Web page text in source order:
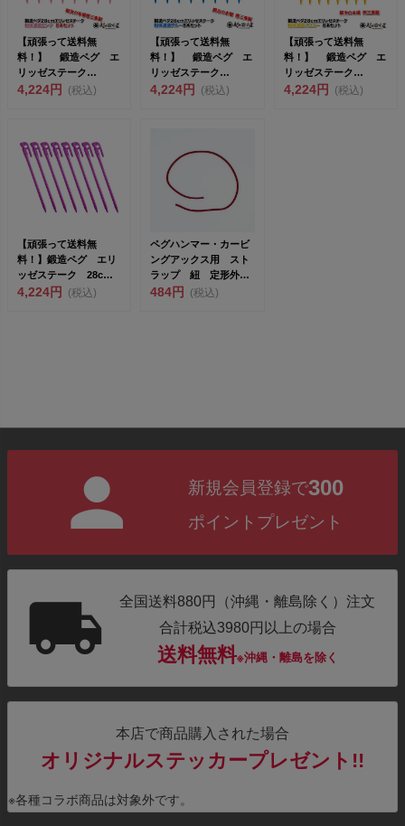
【頑張って送料無
料！】 鍛造ペグ エ
リッゼステーク
28cm 8本セット
4,224円 (税込)
【頑張って送料無
料！】 鍛造ペグ エ
リッゼステーク
28cm 8本セット
4,224円 (税込)
【頑張って送料無
料！】 鍛造ペグ エ
リッゼステーク
28cm 8本セット
4,224円 (税込)
【頑張って送料無
料！】鍛造ペグ エリ
ッゼステーク 28cm
2017年新色パープ
4,224円 (税込)
ペグハンマー・カービ
ングアックス用 スト
ラップ 紐 定形外の
ため代引き、日時指定
484円 (税込)
新規会員登録で300
ポイントプレゼント
全国送料880円（沖縄・離島除く）注文
合計税込3980円以上の場合
送料無料※沖縄・離島を除く
本店で商品購入された場合
オリジナルステッカープレゼント!!
※各種コラボ商品は対象外です。